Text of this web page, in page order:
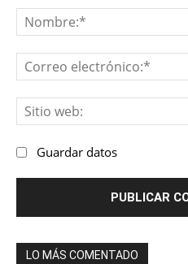
Guardar datos
LO MÁS COMENTADO